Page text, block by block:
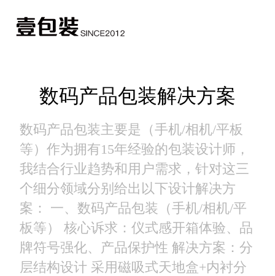
数码产品包装解决方案
数码产品包装主要是（手机/相机/平板
等）作为拥有15年经验的包装设计师，
我结合行业趋势和用户需求，针对这三
个细分领域分别给出以下设计解决方
案： 一、数码产品包装（手机/相机/平
板等） 核心诉求：仪式感开箱体验、品
牌符号强化、产品保护性 解决方案：​ ​分
层结构设计 采用磁吸式天地盒+内衬分